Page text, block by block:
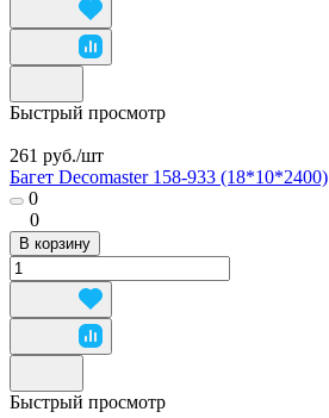
Быстрый просмотр
261 руб./шт
Багет Decomaster 158-933 (18*10*2400)
0
0
В корзину
Быстрый просмотр